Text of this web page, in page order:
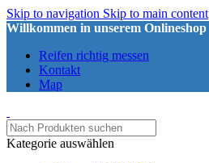
Skip to navigation Skip to main content
Willkommen in unserem Onlineshop
Reifen richtig messen
Kontakt
Map
Kategorie auswählen